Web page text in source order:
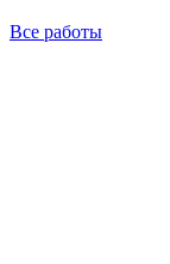
Все работы